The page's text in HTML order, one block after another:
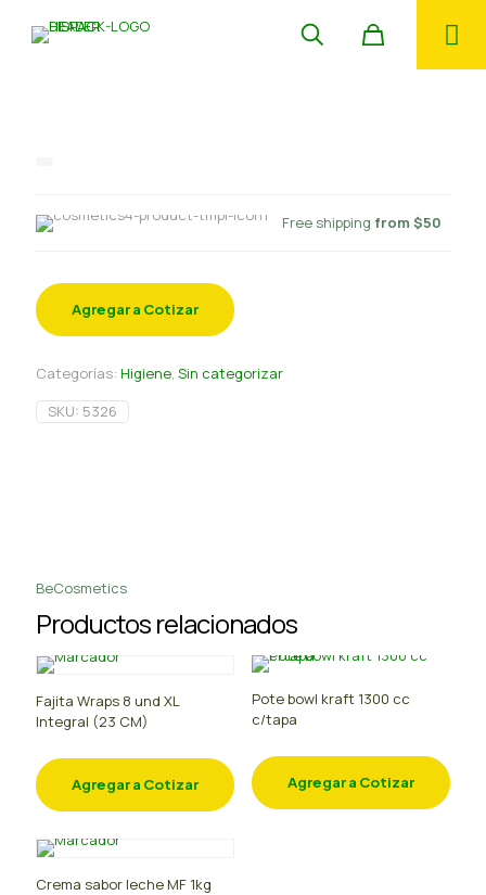
Free shipping from $50
Agregar a Cotizar
Categorías: Higiene, Sin categorizar
SKU: 5326
BeCosmetics
Productos relacionados
Fajita Wraps 8 und XL
Integral (23 CM)
Agregar a Cotizar
Pote bowl kraft 1300 cc
c/tapa
Agregar a Cotizar
Crema sabor leche MF 1kg